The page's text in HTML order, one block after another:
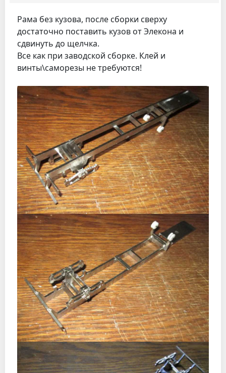
Рама без кузова, после сборки сверху
достаточно поставить кузов от Элекона и
сдвинуть до щелчка.
Все как при заводской сборке. Клей и
винты\саморезы не требуются!